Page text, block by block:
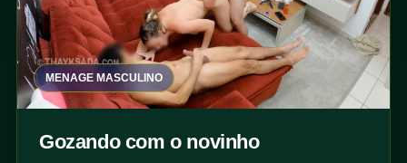
MENAGE MASCULINO
Gozando com o novinho